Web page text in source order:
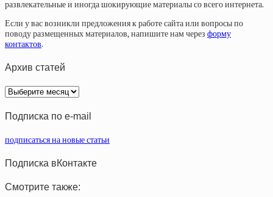
развлекательные и иногда шокирующие материалы со всего интернета.
Если у вас возникли предложения к работе сайта или вопросы по
поводу размещенных материалов, напишите нам через форму
контактов.
Архив статей
Архив
статей
Подписка по e-mail
подписаться на новые статьи
Подписка вКонтакте
Смотрите также: